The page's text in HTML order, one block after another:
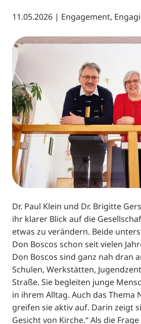
11.05.2026 | Engagement,
Dr. Paul Klein und Dr. Brigitte
ihr klarer Blick auf die
etwas zu verändern. Beide
Don Boscos schon seit vielen
Don Boscos sind ganz nah dran
Schulen, Werkstätten,
Straße. Sie begleiten junge
in ihrem Alltag. Auch das Thema
greifen sie aktiv auf. Darin zeigt
Gesicht von Kirche.“ Als die